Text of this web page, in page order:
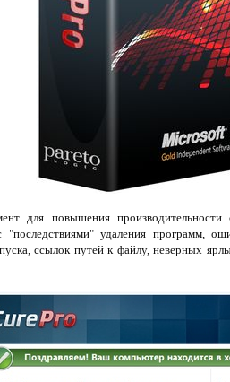
для повышения
"последствиями" удаления программ,
ссылок путей к файлу, неверных